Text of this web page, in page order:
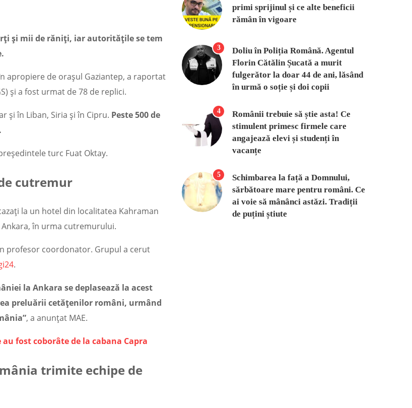
și mii de răniți, iar autoritățile se tem
apropiere de oraşul Gaziantep, a raportat
și a fost urmat de 78 de replici.
şi în Liban, Siria şi în Cipru. Peste 500 de
turc Fuat Oktay.
cutremur
la un hotel din localitatea Kahraman
în urma cutremurului.
profesor coordonator. Grupul a cerut
.
la Ankara se deplasează la acest
preluării cetățenilor români, urmând
, a anunțat MAE.
fost coborâte de la cabana Capra
trimite echipe de
primi sprijinul și ce alte beneficii
rămân în vigoare
3
Doliu în Poliția Română. Agentul
Florin Cătălin Șucată a murit
fulgerător la doar 44 de ani, lăsând
în urmă o soție și doi copii
4
Românii trebuie să știe asta! Ce
stimulent primesc firmele care
angajează elevi și studenți în
vacanțe
5
Schimbarea la față a Domnului,
sărbătoare mare pentru români. Ce
ai voie să mânânci astăzi. Tradiții
de puțini știute